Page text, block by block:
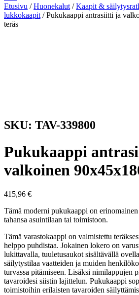
Etusivu /Huonekalut /Kaapit &
lukkokaapit / Pukukaappi antrasiitti ja
teräs
SKU: TAV-339800
Pukukaappi
valkoinen
415,96 €
Tämä moderni pukukaappi on
tahansa asuintilaan tai toimistoon.
Tämä varastokaappi on valmistettu
helppo puhdistaa. Jokainen lokero on
lukittavalla, tuuletusaukot sisältävällä
säilytystilaa vaatteiden ja muiden
turvassa pitämiseen. Lisäksi nimilappujen
tavaroidesi siistin lajittelun. Pukukaappi
toimistoihin erilaisten tavaroiden